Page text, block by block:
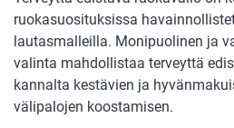
ruokasuosituksissa
lautasmalleilla. Monipuolinen ja
valinta mahdollistaa terveyttä
kannalta kestävien ja
välipalojen koostamisen.